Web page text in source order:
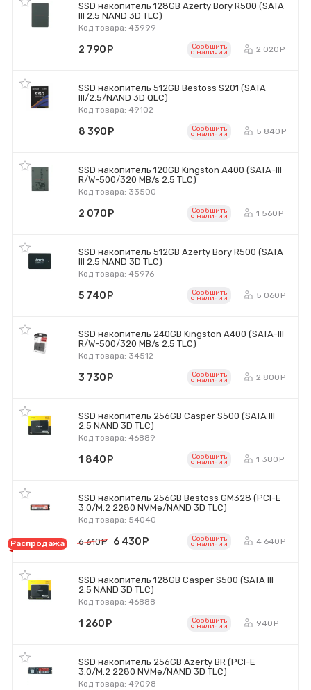
SSD накопитель 128GB Azerty Bory R500 (SATA
III 2.5 NAND 3D TLC)
Код товара: 43999
2 790 Сообщить
o наличии 2 020
SSD накопитель 512GB Bestoss S201 (SATA
III/2.5/NAND 3D QLC)
Код товара: 49102
8 390 Сообщить
o наличии 5 840
SSD накопитель 120GB Kingston A400 (SATA-III
R/W-500/320 MB/s 2.5 TLC)
Код товара: 33500
2 070 Сообщить
o наличии 1 560
SSD накопитель 512GB Azerty Bory R500 (SATA
III 2.5 NAND 3D TLC)
Код товара: 45976
5 740 Сообщить
o наличии 5 060
SSD накопитель 240GB Kingston A400 (SATA-III
R/W-500/320 MB/s 2.5 TLC)
Код товара: 34512
3 730 Сообщить
o наличии 2 800
SSD накопитель 256GB Casper S500 (SATA III
2.5 NAND 3D TLC)
Код товара: 46889
1 840 Сообщить
o наличии 1 380
SSD накопитель 256GB Bestoss GM328 (PCI-E
3.0/M.2 2280 NVMe/NAND 3D TLC)
Код товара: 54040
Распродажа 6 610 руб.
6 430 руб.Сообщить
o наличии 4 640
SSD накопитель 128GB Casper S500 (SATA III
2.5 NAND 3D TLC)
Код товара: 46888
1 260 Сообщить
o наличии 940
SSD накопитель 256GB Azerty BR (PCI-E
3.0/M.2 2280 NVMe/NAND 3D TLC)
Код товара: 49098